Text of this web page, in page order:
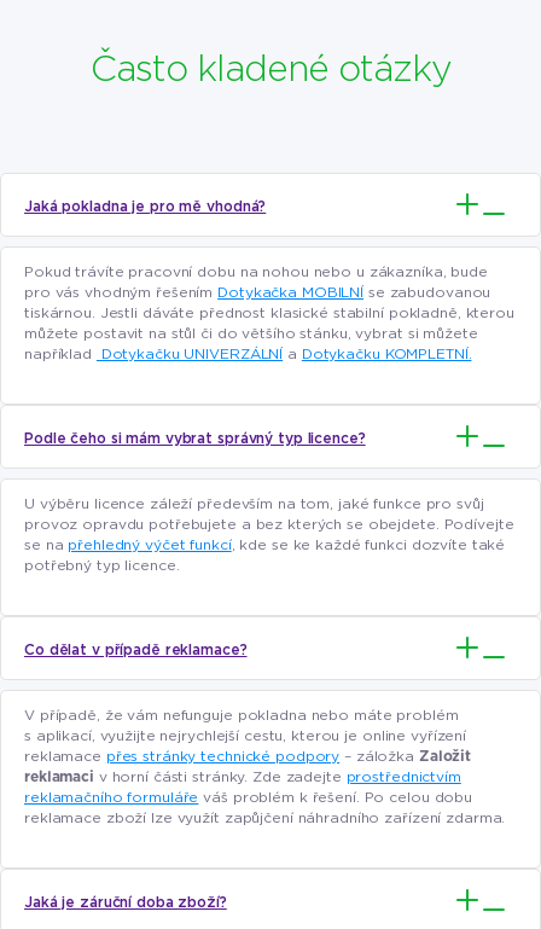
Často kladené otázky
Jaká pokladna je pro mě vhodná?
Pokud trávíte pracovní dobu na nohou nebo u zákazníka, bude
pro vás vhodným řešením Dotykačka MOBILNÍ se zabudovanou
tiskárnou. Jestli dáváte přednost klasické stabilní pokladně, kterou
můžete postavit na stůl či do většího stánku, vybrat si můžete
například
Dotykačku UNIVERZÁLNÍ a Dotykačku KOMPLETNÍ.
Podle čeho si mám vybrat správný typ licence?
U výběru licence záleží především na tom, jaké funkce pro svůj
provoz opravdu potřebujete a bez kterých se obejdete. Podívejte
se na přehledný výčet funkcí, kde se ke každé funkci dozvíte také
potřebný typ licence.
Co dělat v případě reklamace?
V případě, že vám nefunguje pokladna nebo máte problém
s aplikací, využijte nejrychlejší cestu, kterou je online vyřízení
reklamace přes stránky technické podpory – záložka Založit
reklamaci v horní části stránky. Zde zadejte prostřednictvím
reklamačního formuláře váš problém k řešení. Po celou dobu
reklamace zboží lze využít zapůjčení náhradního zařízení zdarma.
Jaká je záruční doba zboží?